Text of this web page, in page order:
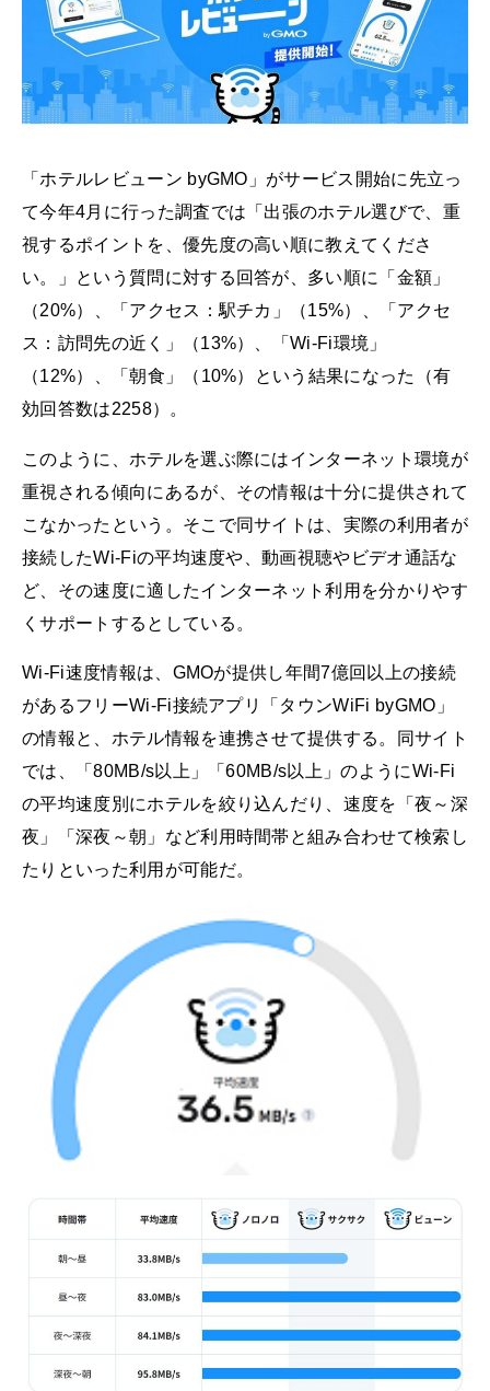
「ホテルレビューン byGMO」がサービス開始に先立っ
て今年4月に行った調査では「出張のホテル選びで、重
視するポイントを、優先度の高い順に教えてくださ
い。」という質問に対する回答が、多い順に「金額」
（20%）、「アクセス：駅チカ」（15%）、「アクセ
ス：訪問先の近く」（13%）、「Wi-Fi環境」
（12%）、「朝食」（10%）という結果になった（有
効回答数は2258）。
このように、ホテルを選ぶ際にはインターネット環境が
重視される傾向にあるが、その情報は十分に提供されて
こなかったという。そこで同サイトは、実際の利用者が
接続したWi-Fiの平均速度や、動画視聴やビデオ通話な
ど、その速度に適したインターネット利用を分かりやす
くサポートするとしている。
Wi-Fi速度情報は、GMOが提供し年間7億回以上の接続
があるフリーWi-Fi接続アプリ「タウンWiFi byGMO」
の情報と、ホテル情報を連携させて提供する。同サイト
では、「80MB/s以上」「60MB/s以上」のようにWi-Fi
の平均速度別にホテルを絞り込んだり、速度を「夜～深
夜」「深夜～朝」など利用時間帯と組み合わせて検索し
たりといった利用が可能だ。